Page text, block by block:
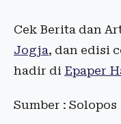
Cek Berita dan
Jogja, dan edisi
hadir di Epaper
Sumber : Solopos